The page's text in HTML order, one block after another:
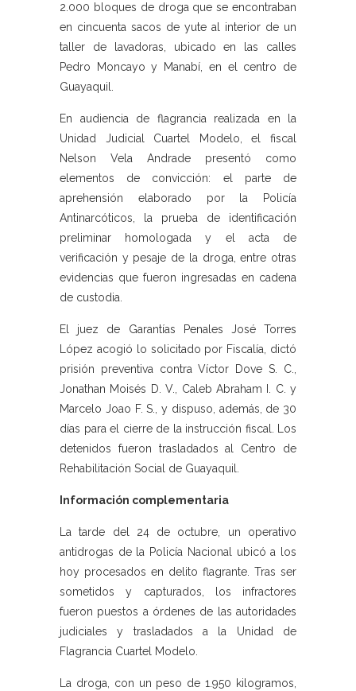
2.000 bloques de droga que se encontraban
en cincuenta sacos de yute al interior de un
taller de lavadoras, ubicado en las calles
Pedro Moncayo y Manabí, en el centro de
Guayaquil.
En audiencia de flagrancia realizada en la
Unidad Judicial Cuartel Modelo, el fiscal
Nelson Vela Andrade presentó como
elementos de convicción: el parte de
aprehensión elaborado por la Policía
Antinarcóticos, la prueba de identificación
preliminar homologada y el acta de
verificación y pesaje de la droga, entre otras
evidencias que fueron ingresadas en cadena
de custodia.
El juez de Garantías Penales José Torres
López acogió lo solicitado por Fiscalía, dictó
prisión preventiva contra Víctor Dove S. C.,
Jonathan Moisés D. V., Caleb Abraham I. C. y
Marcelo Joao F. S., y dispuso, además, de 30
días para el cierre de la instrucción fiscal. Los
detenidos fueron trasladados al Centro de
Rehabilitación Social de Guayaquil.
Información complementaria
La tarde del 24 de octubre, un operativo
antidrogas de la Policía Nacional ubicó a los
hoy procesados en delito flagrante. Tras ser
sometidos y capturados, los infractores
fueron puestos a órdenes de las autoridades
judiciales y trasladados a la Unidad de
Flagrancia Cuartel Modelo.
La droga, con un peso de 1.950 kilogramos,